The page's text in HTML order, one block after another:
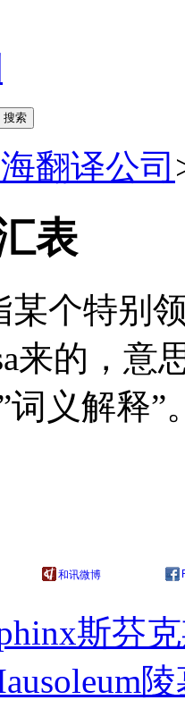
海翻译公司
表
某个特别
来的，意
词义解释”
和讯微博
斯芬